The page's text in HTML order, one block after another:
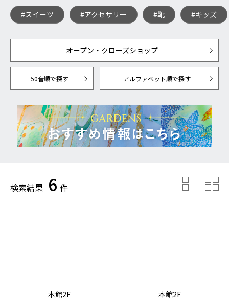
#スイーツ
#アクセサリー #靴 #キッズ
オープン・クローズショップ
50音順で探す アルファベット順で探す
検索結果 6 件
本館2F 本館2F